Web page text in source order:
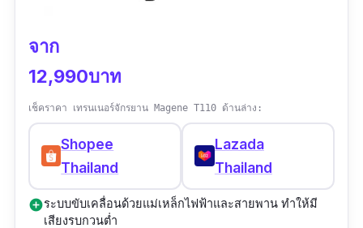
จาก
12,990บาท
เช็คราคา เทรนเนอร์จักรยาน Magene T110 ด้านล่าง:
Shopee
Thailand
Lazada
Thailand
add_circleระบบขับเคลื่อนด้วยแม่เหล็กไฟฟ้าและสายพาน ทำให้มี
เสียงรบกวนต่ำ